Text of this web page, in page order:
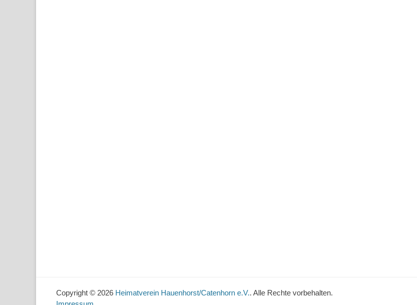
Copyright © 2026 Heimatverein Hauenhorst/Catenhorn e.V.. Alle Rechte vorbehalten.